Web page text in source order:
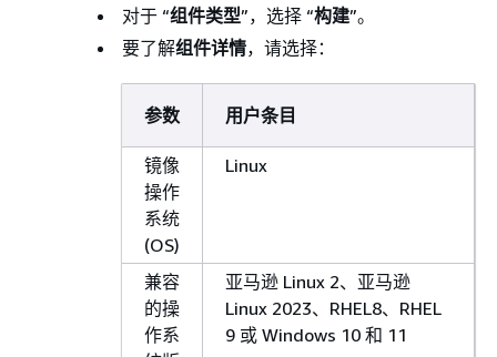
对于 “组件类型”，选择 “构建”。
要了解组件详情，请选择：
参数 用户条目
镜像
操作
系统
(OS)
Linux
兼容
的操
作系
亚马逊 Linux 2、亚马逊
Linux 2023、RHEL8、RHEL
9 或 Windows 10 和 11